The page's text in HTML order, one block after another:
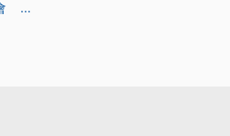
...